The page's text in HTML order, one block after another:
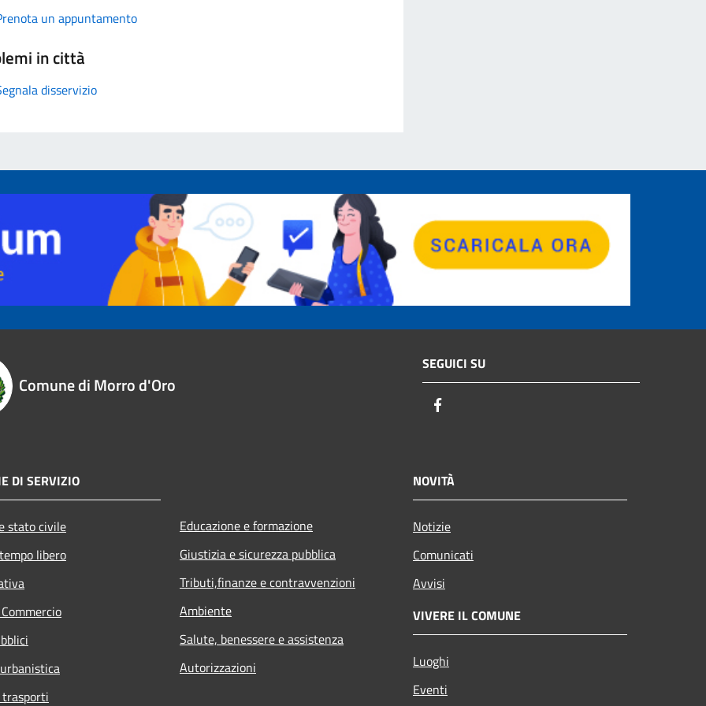
un appuntamento
in città
disservizio
Comune di Morro d'Oro
SEGUICI SU
DI SERVIZIO
stato civile
libero
Educazione e formazione
Giustizia e sicurezza pubblica
Tributi,finanze e contravvenzioni
Ambiente
Salute, benessere e assistenza
Autorizzazioni
NOVITÀ
Notizie
Comunicati
Avvisi
VIVERE IL COMUNE
Luoghi
Eventi